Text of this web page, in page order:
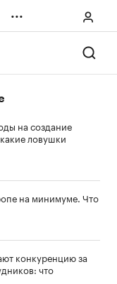
...
на создание
ловушки
на минимуме. Что
конкуренцию за
что